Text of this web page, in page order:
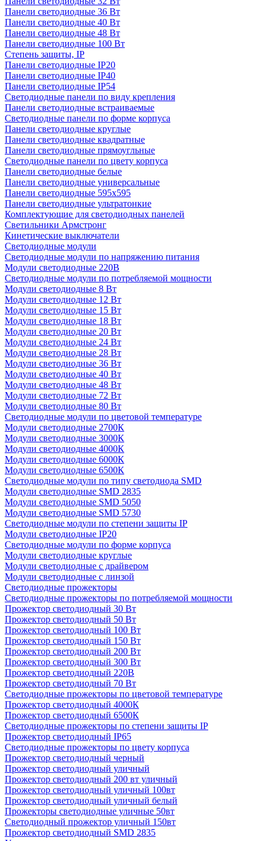
Панели светодиодные 36 Вт
Панели светодиодные 40 Вт
Панели светодиодные 48 Вт
Панели светодиодные 100 Вт
Степень защиты, IP
Панели светодиодные IP20
Панели светодиодные IP40
Панели светодиодные IP54
Светодиодные панели по виду крепления
Панели светодиодные встраиваемые
Светодиодные панели по форме корпуса
Панели светодиодные круглые
Панели светодиодные квадратные
Панели светодиодные прямоугльные
Светодиодные панели по цвету корпуса
Панели светодиодные белые
Панели светодиодные универсальные
Панели светодиодные 595х595
Панели светодиодные ультратонкие
Комплектующие для светодиодных панелей
Светильники Армстронг
Кинетические выключатели
Светодиодные модули
Светодиодные модули по напряжению питания
Модули светодиодные 220В
Светодиодные модули по потребляемой мощности
Модули светодиодные 8 Вт
Модули светодиодные 12 Вт
Модули светодиодные 15 Вт
Модули светодиодные 18 Вт
Модули светодиодные 20 Вт
Модули светодиодные 24 Вт
Модули светодиодные 28 Вт
Модули светодиодные 36 Вт
Модули светодиодные 40 Вт
Модули светодиодные 48 Вт
Модули светодиодные 72 Вт
Модули светодиодные 80 Вт
Светодиодные модули по цветовой температуре
Модули светодиодные 2700К
Модули светодиодные 3000К
Модули светодиодные 4000К
Модули светодиодные 6000К
Модули светодиодные 6500К
Светодиодные модули по типу светодиода SMD
Модули светодиодные SMD 2835
Модули светодиодные SMD 5050
Модули светодиодные SMD 5730
Светодиодные модули по степени защиты IP
Модули светодиодные IP20
Светодиодные модули по форме корпуса
Модули светодиодные круглые
Модули светодиодные с драйвером
Модули светодиодные с линзой
Светодиодные прожекторы
Светодиодные прожекторы по потребляемой мощности
Прожектор светодиодный 30 Вт
Прожектор светодиодный 50 Вт
Прожектор светодиодный 100 Вт
Прожектор светодиодный 150 Вт
Прожектор светодиодный 200 Вт
Прожектор светодиодный 300 Вт
Прожектор светодиодный 220В
Прожектор светодиодный 70 Вт
Светодиодные прожекторы по цветовой температуре
Прожектор светодиодный 4000К
Прожектор светодиодный 6500К
Светодиодные прожекторы по степени защиты IP
Прожектор светодиодный IP65
Светодиодные прожекторы по цвету корпуса
Прожектор светодиодный черный
Прожектор светодиодный уличный
Прожектор светодиодный 200 вт уличный
Прожектор светодиодный уличный 100вт
Прожектор светодиодный уличный белый
Прожекторы светодиодные уличные 50вт
Светодиодный прожектор уличный 150вт
Прожектор светодиодный SMD 2835